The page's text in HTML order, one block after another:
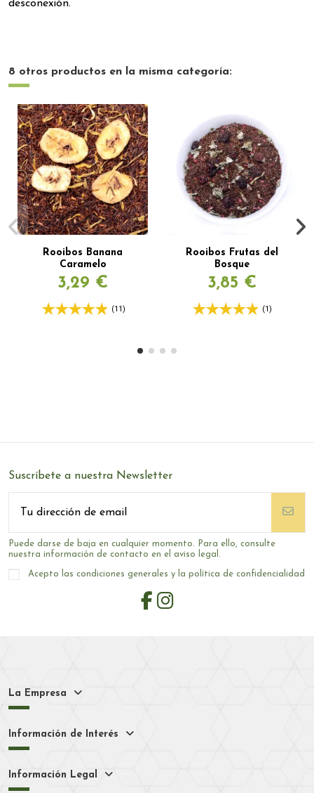
desconexión.
8 otros productos en la misma categoría:
Rooibos Banana
Caramelo
3,29 €
(11)
Rooibos Frutas del
Bosque
3,85 €
(1)
Suscríbete a nuestra Newsletter
Puede darse de baja en cualquier momento. Para ello, consulte
nuestra información de contacto en el aviso legal.
Acepto las condiciones generales y la política de confidencialidad
La Empresa
Información de Interés
Información Legal